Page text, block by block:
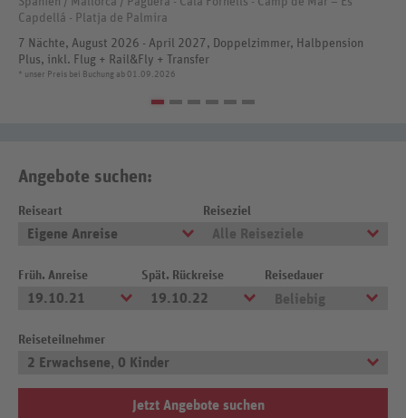
Angebote suchen:
Reiseart
Eigene Anreise
Reiseziel
Alle Reiseziele
Früh. Anreise
19.10.21
Spät. Rückreise
19.10.22
Reisedauer
Beliebig
Reiseteilnehmer
2 Erwachsene, 0 Kinder
Jetzt Angebote suchen
Capdellá - Platja de Palmira
7 Nächte, August 2026 - April 2027, Doppelzimmer, Halbpension
Plus, inkl. Flug + Rail&Fly + Transfer
* unser Preis bei Buchung ab 01.09.2026